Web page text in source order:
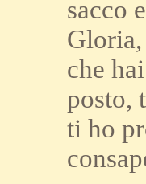
sacco
che
posto,
ti ho